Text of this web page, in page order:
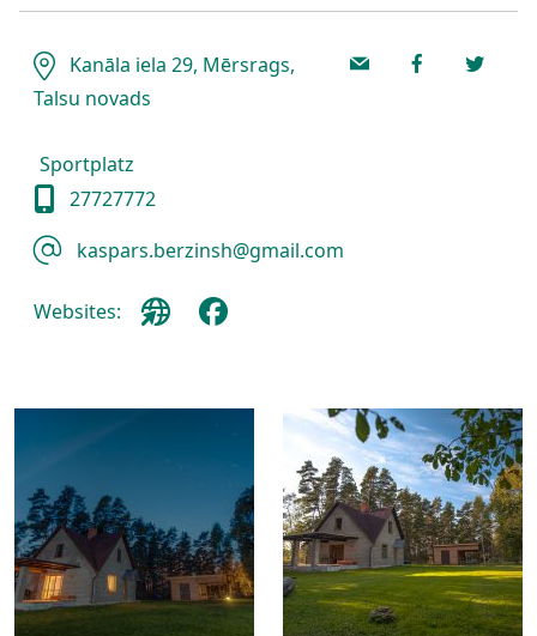
Kanāla iela 29, Mērsrags,
Talsu novads
Sportplatz
27727772
kaspars.berzinsh@gmail.com
Websites: